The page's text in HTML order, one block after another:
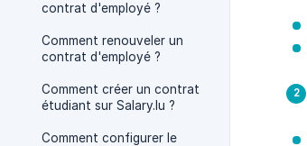
contrat d'employé ?
Comment renouveler un
contrat d'employé ?
Comment créer un contrat
étudiant sur Salary.lu ?
Comment configurer le